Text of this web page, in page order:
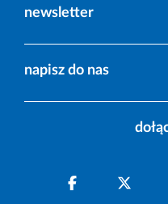
newsletter
napisz do nas